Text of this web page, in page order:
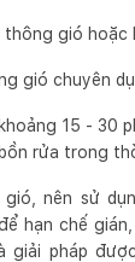
thông gió
gió chuyên
15 - 30
rửa trong
gió, nên sử
hạn chế
giải pháp